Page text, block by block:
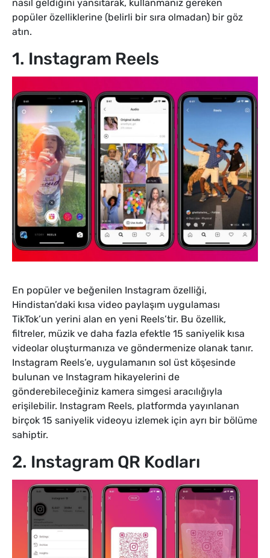
nasıl geldiğini yansıtarak, kullanmanız gereken
popüler özelliklerine (belirli bir sıra olmadan) bir göz
atın.
1. Instagram Reels
En popüler ve beğenilen Instagram özelliği,
Hindistan’daki kısa video paylaşım uygulaması
TikTok’un yerini alan en yeni Reels’tir. Bu özellik,
filtreler, müzik ve daha fazla efektle 15 saniyelik kısa
videolar oluşturmanıza ve göndermenize olanak tanır.
Instagram Reels’e, uygulamanın sol üst köşesinde
bulunan ve Instagram hikayelerini de
gönderebileceğiniz kamera simgesi aracılığıyla
erişilebilir. Instagram Reels, platformda yayınlanan
birçok 15 saniyelik videoyu izlemek için ayrı bir bölüme
sahiptir.
2. Instagram QR Kodları